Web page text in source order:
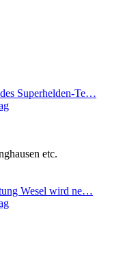
Superhelden-Te…
etc.
Wesel wird ne…